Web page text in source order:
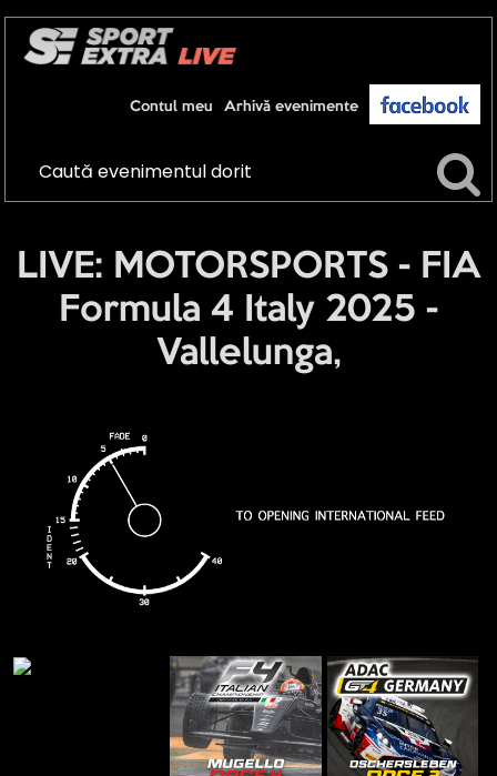
Arhivă evenimente
Contul meu
LIVE: MOTORSPORTS - FIA
Formula 4 Italy 2025 -
Vallelunga,